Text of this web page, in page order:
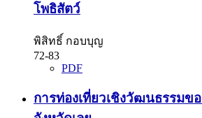
โพธิสัตว์
พิสิทธิ์ กอบบุญ
72-83
PDF
การท่องเที่ยวเชิงวัฒนธรรมข